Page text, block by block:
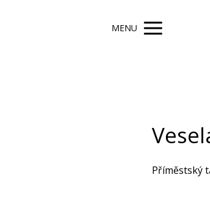
MENU
Příměstský